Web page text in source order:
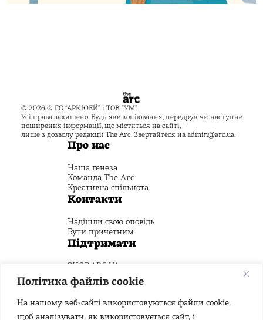
Політика файлів cookie
На нашому веб-сайті використовуються файли cookie,
щоб аналізувати, як використовується сайт, і
© 2026 ® ГО “АРК.ЮЕЙ” і ТОВ “УМ”.
Усі права захищено. Будь-яке копіювання, передрук чи наступне
поширення інформації, що міститься на сайті, —
лише з дозволу редакції The Arc. Звертайтеся на admin@arc.ua.
Про нас
Наша генеза
Команда The Arc
Креативна спільнота
Контакти
Надішли свою оповідь
Бути причетним
Підтримати
SHOP.ARC.UA
Пожертвуй на Креативний фонд
Стежити